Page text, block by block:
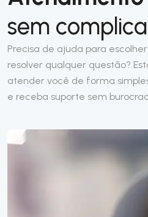
sem
Precisa de ajuda para
resolver qualquer questão?
atender você de forma
e receba suporte sem